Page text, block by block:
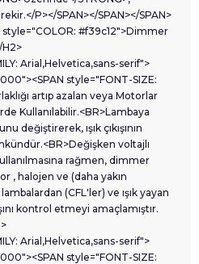
P></SPAN></SPAN></SPAN>
style="COLOR: #f39c12">Dimmer
H2>
Arial,Helvetica,sans-serif">
style="FONT-SIZE:
artıp azalan veya Motorlar
Kullanılabilir.<BR>Lambaya
değiştirerek, ışık çıkışının
voltajlı
rağmen, dimmer
, halojen ve (daha yakın
(CFL'ler) ve ışık yayan
kontrol etmeyi amaçlamıştır.
Arial,Helvetica,sans-serif">
style="FONT-SIZE: